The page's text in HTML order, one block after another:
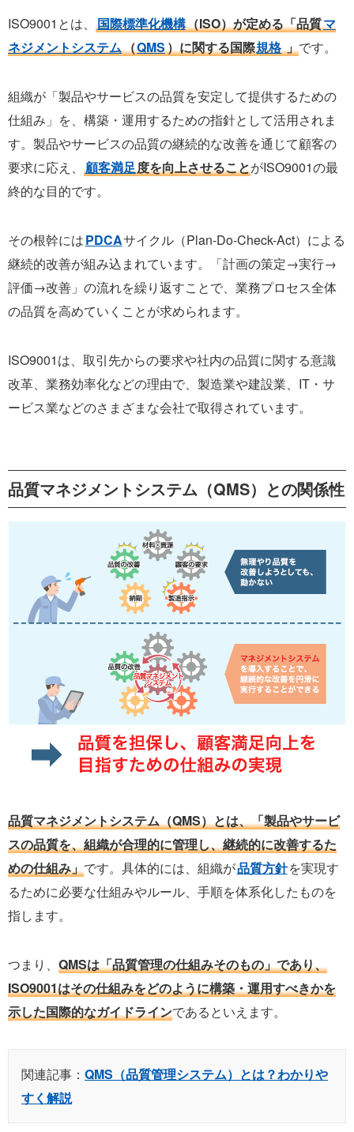
ISO9001とは、 国際標準化機構（ISO）が定める「品質マ
ネジメントシステム（QMS）に関する国際規格」です。
組織が「製品やサービスの品質を安定して提供するための
仕組み」を、構築・運用するための指針として活用されま
す。製品やサービスの品質の継続的な改善を通じて顧客の
要求に応え、 顧客満足度を向上させることがISO9001の最
終的な目的です。
その根幹にはPDCAサイクル（Plan-Do-Check-Act）による
継続的改善が組み込まれています。「計画の策定→実行→
評価→改善」の流れを繰り返すことで、業務プロセス全体
の品質を高めていくことが求められます。
ISO9001は、取引先からの要求や社内の品質に関する意識
改革、業務効率化などの理由で、製造業や建設業、IT・サ
ービス業などのさまざまな会社で取得されています。
品質マネジメントシステム（QMS）との関係性
品質マネジメントシステム（QMS）とは、「製品やサービ
スの品質を、組織が合理的に管理し、継続的に改善するた
めの仕組み」です。具体的には、組織が品質方針を実現す
るために必要な仕組みやルール、手順を体系化したものを
指します。
つまり、 QMSは「品質管理の仕組みそのもの」であり、
ISO9001はその仕組みをどのように構築・運用すべきかを
示した国際的なガイドラインであるといえます。
関連記事： QMS（品質管理システム）とは？わかりや
すく解説